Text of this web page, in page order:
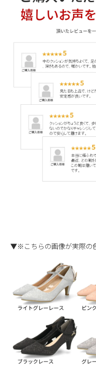
▼※こちらの画像が実際の